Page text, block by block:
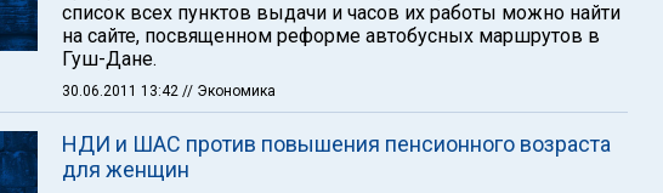
список всех пунктов выдачи и часов их работы можно найти
на сайте, посвященном реформе автобусных маршрутов в
Гуш-Дане.
30.06.2011 13:42 // Экономика
НДИ и ШАС против повышения пенсионного возраста
для женщин